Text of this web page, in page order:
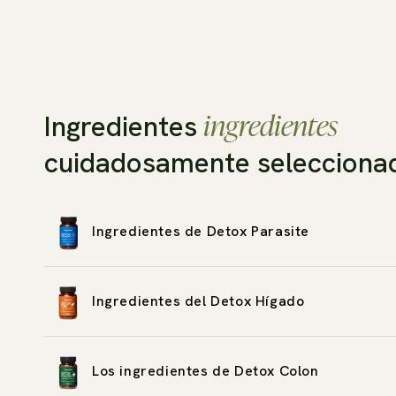
Ingredientes ingredientes
cuidadosamente
Ingredientes de Detox Parasite
Ingredientes del Detox Hígado
Los ingredientes de Detox Colon